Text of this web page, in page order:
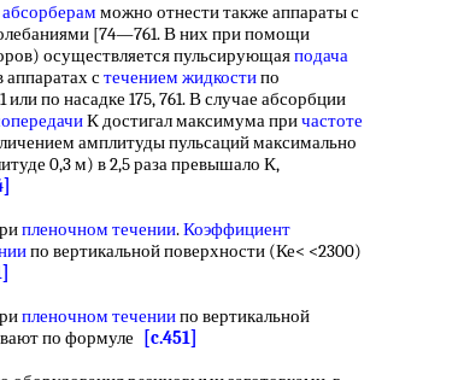
можно отнести также аппараты с
[74—761. В них при помощи
осуществляется пульсирующаяподача
аппаратах стечением жидкостипо
по насадке 175, 761. В случае абсорбции
К достигал максимума причастоте
амплитуды пульсаций максимально
0,3 м) в 2,5 раза превышало К,
пленочном течении.Коэффициент
по вертикальной поверхности (Ке< <2300)
пленочном течениипо вертикальной
по формуле
[c.451]